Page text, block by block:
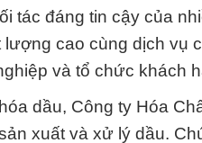
tác đáng tin cậy của
cao cùng dịch vụ
và tổ chức khách
dầu, Công ty Hóa
xuất và xử lý dầu.